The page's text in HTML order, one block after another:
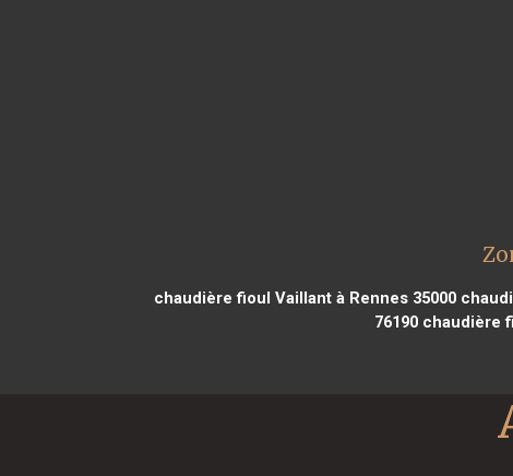
chaudière fioul Vaillant à Rennes 35000
76190 chaudière